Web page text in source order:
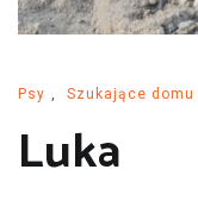
Psy , Szukające domu
Luka